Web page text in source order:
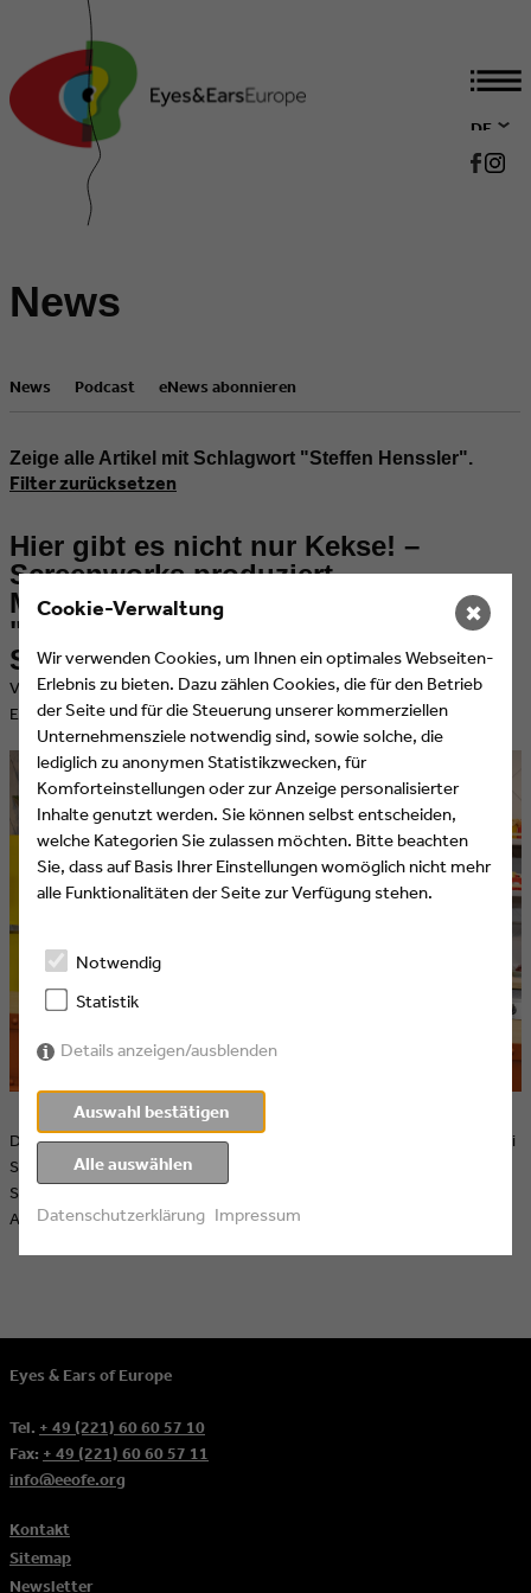
DE
EN
News
News Podcast eNews abonnieren
Zeige alle Artikel mit Schlagwort "Steffen Henssler".
Filter zurücksetzen
Hier gibt es nicht nur Kekse! –
Screenworks produziert
Marketingelemente für
"Krümelmonsters Foodie Truck – mit
Steffen Henssler" und RTL+
​Veröffentlicht am 07.02.2023 von Alexandra Runden, Eyes & Ears of
Europe
Die neue Kochshow für die ganze Familie läuft seit dem 5. Februar bei
SUPER RTL und zum Streamen bei RTL+. Für die Agentur
Screenworks bestand die Herausforderung in dem
Alleinstellungsmerkmal der Show.
Eyes & Ears of Europe
Tel. + 49 (221) 60 60 57 10
Fax: + 49 (221) 60 60 57 11
info@eeofe.org
Kontakt
Sitemap
Newsletter
Cookie-Verwaltung
Wir verwenden Cookies, um Ihnen ein optimales Webseiten-
Erlebnis zu bieten. Dazu zählen Cookies, die für den Betrieb
der Seite und für die Steuerung unserer kommerziellen
Unternehmensziele notwendig sind, sowie solche, die
lediglich zu anonymen Statistikzwecken, für
Komforteinstellungen oder zur Anzeige personalisierter
Inhalte genutzt werden. Sie können selbst entscheiden,
welche Kategorien Sie zulassen möchten. Bitte beachten
Sie, dass auf Basis Ihrer Einstellungen womöglich nicht mehr
alle Funktionalitäten der Seite zur Verfügung stehen.
Notwendig
Statistik
Details anzeigen/ausblenden
Auswahl bestätigen
Alle auswählen
Datenschutzerklärung Impressum
✖